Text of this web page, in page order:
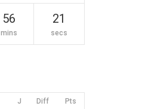
56
mins
20
secs
J Diff Pts